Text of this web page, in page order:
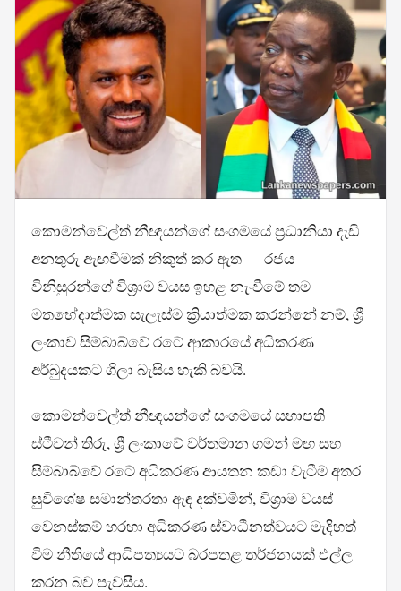
කොමන්වෙල්ත් නීඥයන්ගේ සංගමයේ ප්‍රධානියා දැඩි
අනතුරු ඇඟවීමක් නිකුත් කර ඇත — රජය
විනිසුරන්ගේ විශ්‍රාම වයස ඉහළ නැංවීමේ තම
මතභේදාත්මක සැලැස්ම ක්‍රියාත්මක කරන්නේ නම්, ශ්‍රී
ලංකාව සිම්බාබ්වේ රටේ ආකාරයේ අධිකරණ
අර්බුදයකට ගිලා බැසිය හැකි බවයි.
කොමන්වෙල්ත් නීඥයන්ගේ සංගමයේ සභාපති
ස්ටීවන් තිරු, ශ්‍රී ලංකාවේ වර්තමාන ගමන් මඟ සහ
සිම්බාබ්වේ රටේ අධිකරණ ආයතන කඩා වැටීම අතර
සුවිශේෂ සමාන්තරතා ඇඳ දක්වමින්, විශ්‍රාම වයස්
වෙනස්කම් හරහා අධිකරණ ස්වාධීනත්වයට මැදිහත්
වීම නීතියේ ආධිපත්‍යයට බරපතළ තර්ජනයක් එල්ල
කරන බව පැවසීය.